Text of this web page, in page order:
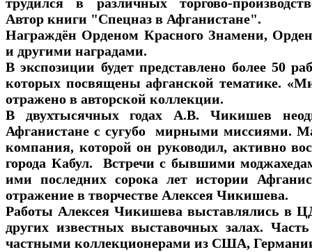
Автор книги "Спецназ в Афганистане".
Награждён Орденом Красного Знамени,
и другими наградами.
В экспозиции будет представлено более 50
которых посвящены афганской тематике.
отражено в авторской коллекции.
В двухтысячных годах А.В. Чикишев
Афганистане с сугубо мирными миссиями.
компания, которой он руководил, активно
города Кабул. Встречи с бывшими
ими последних сорока лет истории
отражение в творчестве Алексея Чикишева.
Работы Алексея Чикишева выставлялись
других известных выставочных залах.
частными коллекционерами из США,